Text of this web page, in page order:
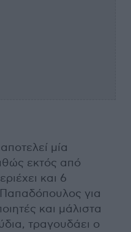
μία
εκτός από
και 6
για
και μάλιστα
τραγουδάει ο